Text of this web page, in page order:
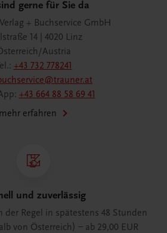
gerne für Sie da
+ Buchservice GmbH
14 | 4020 Linz
Austria
+43 732 778241
+43 664 88 58 69 41
mehr erfahren
und zuverlässig
der Regel in spätestens 48 Stunden
von Österreich) – ab 29,00 EUR